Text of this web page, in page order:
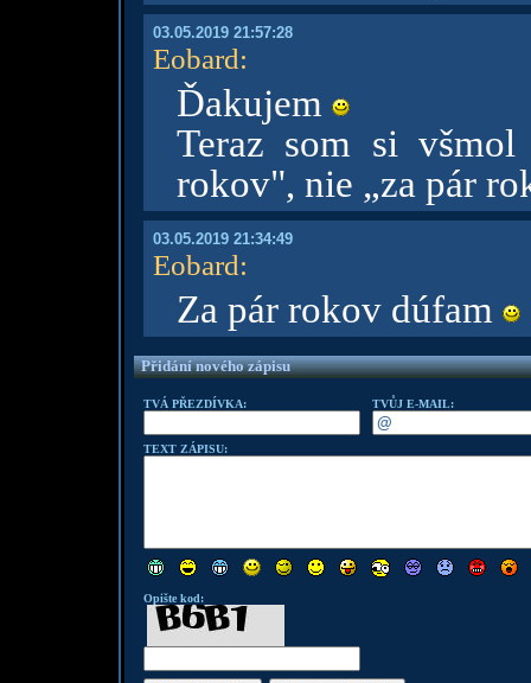
03.05.2019 21:57:28
Eobard:
Ďakujem
Teraz som si
rokov", nie „za pár
03.05.2019 21:34:49
Eobard:
Za pár rokov dúfam
Přidání nového zápisu
TVÁ PŘEZDÍVKA: TVŮJ E-MAIL:
TEXT ZÁPISU:
Opište kod: